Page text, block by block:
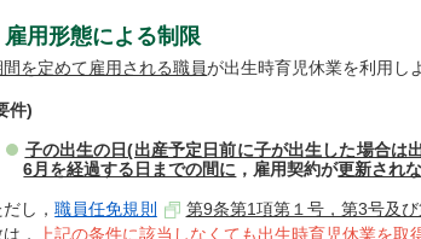
雇用形態による制限
間を定めて雇用される職員が出生時育児休業を利用し
件)
子の出生の日(出産予定日前に子が出生した場合は
6月を経過する日までの間に ，雇用契約が更新され
だし，職員任免規則 第9条第1項第１号，第3号及
は， 上記の条件に該当しなくても出生時育児休業を取